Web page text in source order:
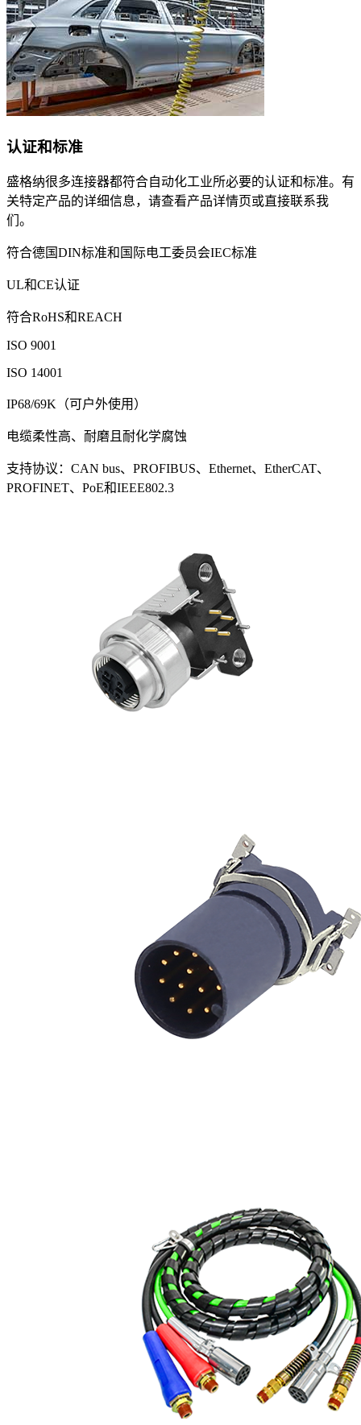
认证和标准
盛格纳很多连接器都符合自动化工业所必要的认证和标准。有
关特定产品的详细信息，请查看产品详情页或直接联系我
们。
符合德国DIN标准和国际电工委员会IEC标准
UL和CE认证
符合RoHS和REACH
ISO 9001
ISO 14001
IP68/69K（可户外使用）
电缆柔性高、耐磨且耐化学腐蚀
支持协议：CAN bus、PROFIBUS、Ethernet、EtherCAT、
PROFINET、PoE和IEEE802.3